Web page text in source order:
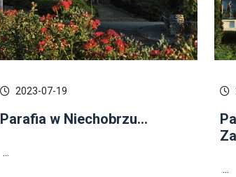
2023-07-19
Parafia w Niechobrzu...
...
...